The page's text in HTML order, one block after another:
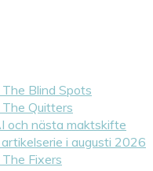
Blind Spots
The Quitters
och nästa maktskifte
i augusti 2026
Fixers